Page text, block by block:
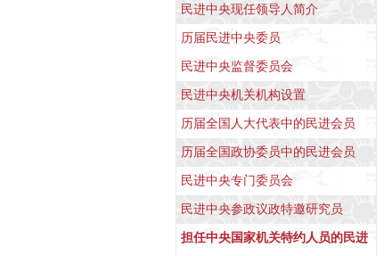
民进中央现任领导人简介
历届民进中央委员
民进中央监督委员会
民进中央机关机构设置
历届全国人大代表中的民进会员
历届全国政协委员中的民进会员
民进中央专门委员会
民进中央参政议政特邀研究员
担任中央国家机关特约人员的民进